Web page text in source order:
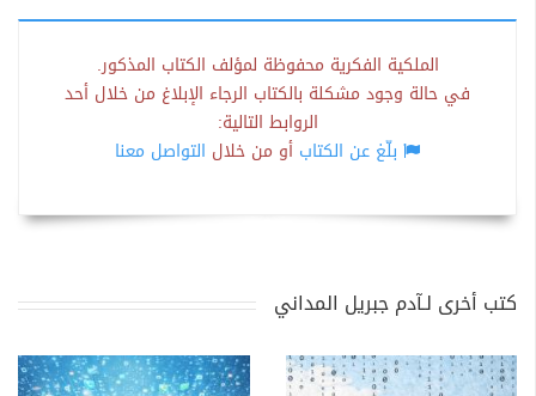
الملكية الفكرية محفوظة لمؤلف الكتاب المذكور.
في حالة وجود مشكلة بالكتاب الرجاء الإبلاغ من خلال أحد
الروابط التالية:
بلّغ عن الكتاب أو من خلال التواصل معنا
كتب أخرى لـآدم جبريل المداني